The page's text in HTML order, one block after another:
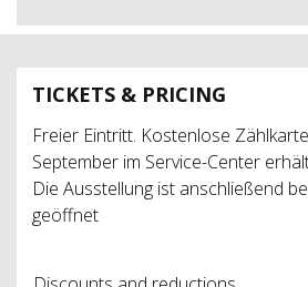
TICKETS & PRICING
Freier Eintritt. Kostenlose
September im Service-Center
Die Ausstellung ist anschließend
geöffnet